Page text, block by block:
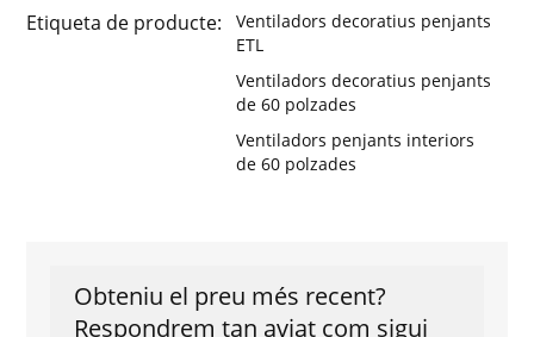
Etiqueta de producte:
Ventiladors decoratius penjants
ETL
Ventiladors decoratius penjants
de 60 polzades
Ventiladors penjants interiors
de 60 polzades
Obteniu el preu més recent?
Respondrem tan aviat com sigui